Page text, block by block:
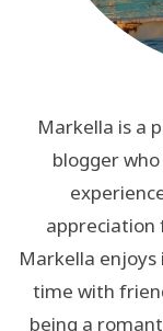
Markella is a
blogger
appreciation
Markella enjoys
time with
being a